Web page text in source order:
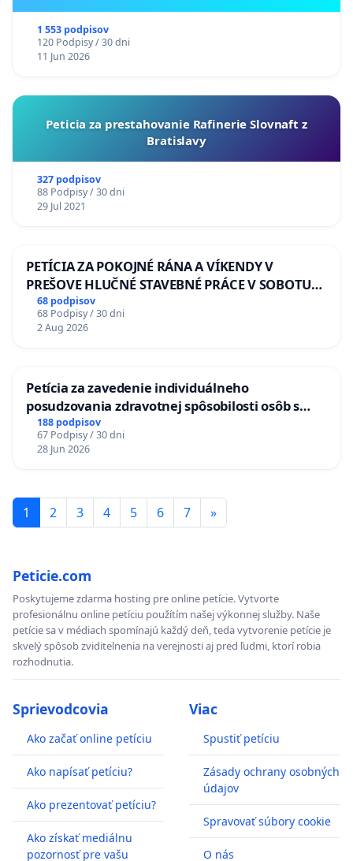
1 553 podpisov
120 Podpisy / 30 dni
11 Jun 2026
Peticia za prestahovanie Rafinerie Slovnaft z
Bratislavy
327 podpisov
88 Podpisy / 30 dni
29 Jul 2021
PETÍCIA ZA POKOJNÉ RÁNA A VÍKENDY V
PREŠOVE HLUČNÉ STAVEBNÉ PRÁCE V SOBOTU
LEN OD 9.00 DO 13.00 HOD., CEZ PRACOVNÝ
TÝŽDEŇ CIEĽ 8.00 – 18.00 HOD. A PRAVIDELNÁ
KONTROLA STAVBY C-AREA NA
68 podpisov
68 Podpisy / 30 dni
2 Aug 2026
Petícia za zavedenie individuálneho
posudzovania zdravotnej spôsobilosti osôb s
diabetom 1. a 2. typu pri prijímaní do
Policajného zboru SR
188 podpisov
67 Podpisy / 30 dni
28 Jun 2026
1 2 3 4 5 6 7 »
Peticie.com
Poskytujeme zdarma hosting pre online petície. Vytvorte
profesionálnu online petíciu použítím našej výkonnej služby. Naše
petície sa v médiach spomínajú každý deň, teda vytvorenie petície je
skvelý spôsob zviditelnenia na verejnosti aj pred ľudmi, ktorí robia
rozhodnutia.
Sprievodcovia
Ako začať online petíciu
Ako napísať petíciu?
Ako prezentovať petíciu?
Ako získať mediálnu
pozornosť pre vašu
Viac
Spustiť petíciu
Zásady ochrany osobných
údajov
Spravovať súbory cookie
O nás